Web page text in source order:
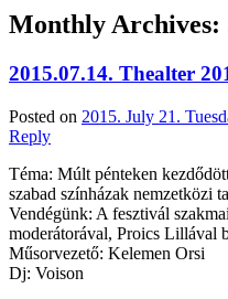
Monthly Archives:
2015.07.14. Thealter
Posted on 2015. July 21.
Reply
Téma: Múlt pénteken
szabad színházak nemzetközi
Vendégünk: A fesztivál
moderátorával, Proics Lillával
Műsorvezető: Kelemen Orsi
Dj: Voison